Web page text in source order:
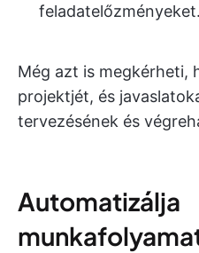
feladatelőzményeket.
Még azt is megkérheti,
projektjét, és
tervezésének és
Automatizálja